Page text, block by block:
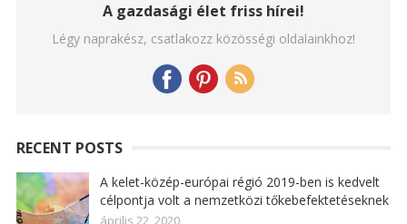
A gazdasági élet friss hírei!
Légy naprakész, csatlakozz közösségi oldalainkhoz!
RECENT POSTS
A kelet-közép-európai régió 2019-ben is kedvelt
célpontja volt a nemzetközi tőkebefektetéseknek
április 22, 2020